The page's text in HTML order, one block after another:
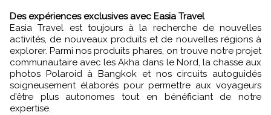
Des expériences exclusives avec Easia Travel
Easia Travel est toujours à la recherche de nouvelles
activités, de nouveaux produits et de nouvelles régions à
explorer. Parmi nos produits phares, on trouve notre projet
communautaire avec les Akha dans le Nord, la chasse aux
photos Polaroid à Bangkok et nos circuits autoguidés
soigneusement élaborés pour permettre aux voyageurs
d’être plus autonomes tout en bénéficiant de notre
expertise.